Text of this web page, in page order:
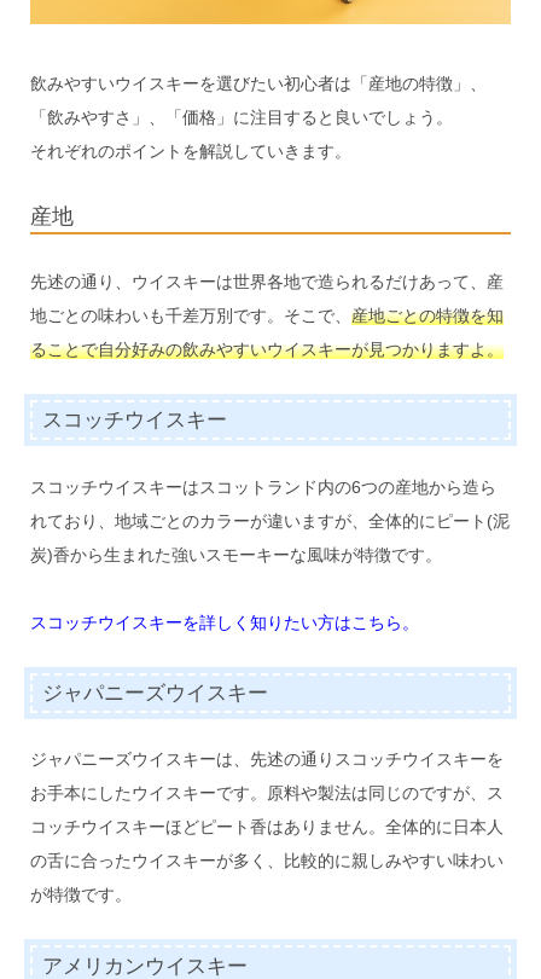
飲みやすいウイスキーを選びたい初心者は「産地の特徴」、
「飲みやすさ」、「価格」に注目すると良いでしょう。
それぞれのポイントを解説していきます。
産地
先述の通り、ウイスキーは世界各地で造られるだけあって、産
地ごとの味わいも千差万別です。そこで、 産地ごとの特徴を知
ることで自分好みの飲みやすいウイスキーが見つかりますよ。
スコッチウイスキー
スコッチウイスキーはスコットランド内の6つの産地から造ら
れており、地域ごとのカラーが違いますが、全体的にピート(泥
炭)香から生まれた強いスモーキーな風味が特徴です。
スコッチウイスキーを詳しく知りたい方はこちら。
ジャパニーズウイスキー
ジャパニーズウイスキーは、先述の通りスコッチウイスキーを
お手本にしたウイスキーです。原料や製法は同じのですが、ス
コッチウイスキーほどピート香はありません。全体的に日本人
の舌に合ったウイスキーが多く、比較的に親しみやすい味わい
が特徴です。
アメリカンウイスキー